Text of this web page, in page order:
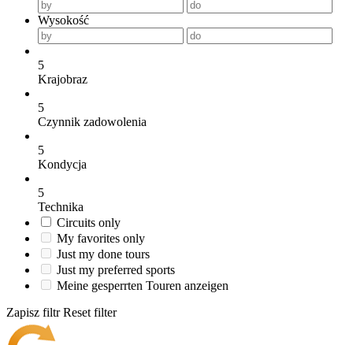
Wysokość
5
Krajobraz
5
Czynnik zadowolenia
5
Kondycja
5
Technika
Circuits only
My favorites only
Just my done tours
Just my preferred sports
Meine gesperrten Touren anzeigen
Zapisz filtr Reset filter